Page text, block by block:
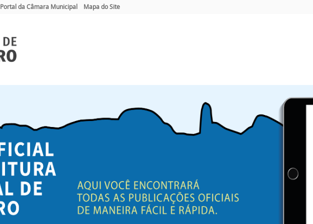
Portal da Câmara Municipal Mapa do Site